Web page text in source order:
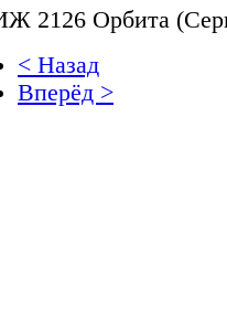
< Назад
Вперёд >